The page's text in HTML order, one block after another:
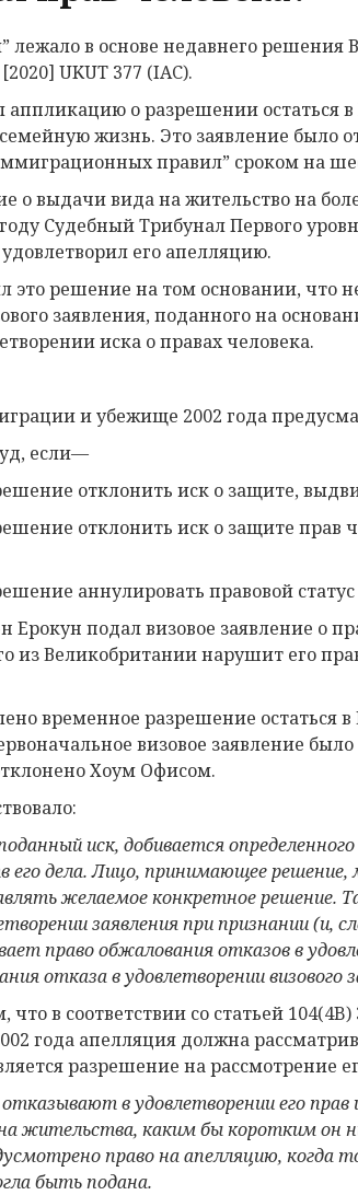
лежало в основе недавнего решения
[2020] UKUT 377 (IAC).
аппликацию о разрешении остаться
жизнь. Это заявление было
правил” сроком на
о выдачи вида на жительство на
Судебный Трибунал Первого
его апелляцию.
решение на том основании, что
заявления, поданного на
иска о правах человека.
и убежище 2002 года
если—
отклонить иск о защите,
отклонить иск о защите прав
аннулировать правовой
Ерокун подал визовое заявление о
из Великобритании нарушит его
временное разрешение остаться
визовое заявление было
Хоум Офисом.
иск, добивается
его дела. Лицо, принимающее
желаемое конкретное решение.
заявления при признании (и,
право обжалования отказов в
отказа в удовлетворениивизового
в соответствии со статьей 104(4B)
года апелляция должна
разрешение на рассмотрение
в удовлетворении его прав
жительства, каким бы коротким он
право на апелляцию, когда т
быть подана.